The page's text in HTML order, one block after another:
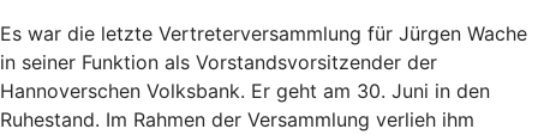
Es war die letzte Vertreterversammlung für Jürgen Wache
in seiner Funktion als Vorstandsvorsitzender der
Hannoverschen Volksbank. Er geht am 30. Juni in den
Ruhestand. Im Rahmen der Versammlung verlieh ihm